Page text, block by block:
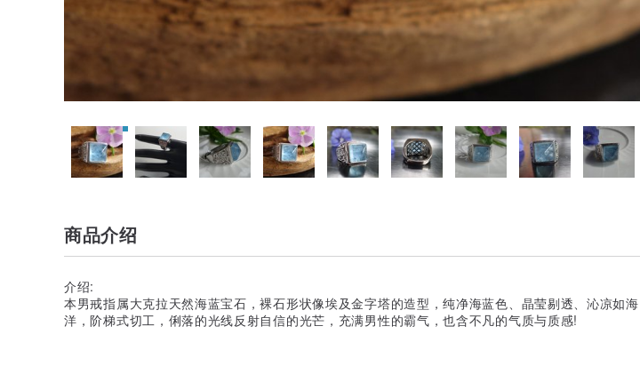
商品介绍
介绍:
本男戒指属大克拉天然海蓝宝石，裸石形状像埃及金字塔的造型，纯净海蓝色、晶莹剔透、沁凉如海
洋，阶梯式切工，俐落的光线反射自信的光芒，充满男性的霸气，也含不凡的气质与质感!